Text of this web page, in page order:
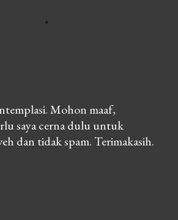
Mohon maaf,
saya cerna dulu untuk
dan tidak spam. Terimakasih.